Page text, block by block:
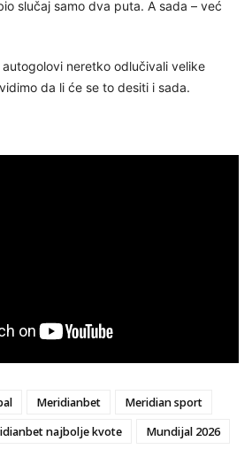
slučaj samo dva puta. A sada – već
neretko odlučivali velike
da li će se to desiti i sada.
Meridianbet
Meridian sport
najbolje kvote Mundijal 2026